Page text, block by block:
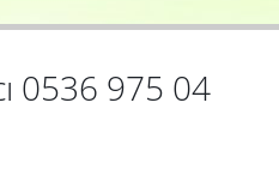
0536 975 04